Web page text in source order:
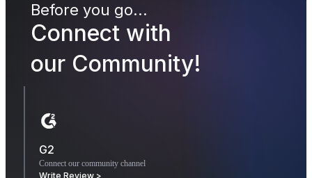
Before you go...
Connect with
our Community!
G2
Connect our community channel
Write Review >